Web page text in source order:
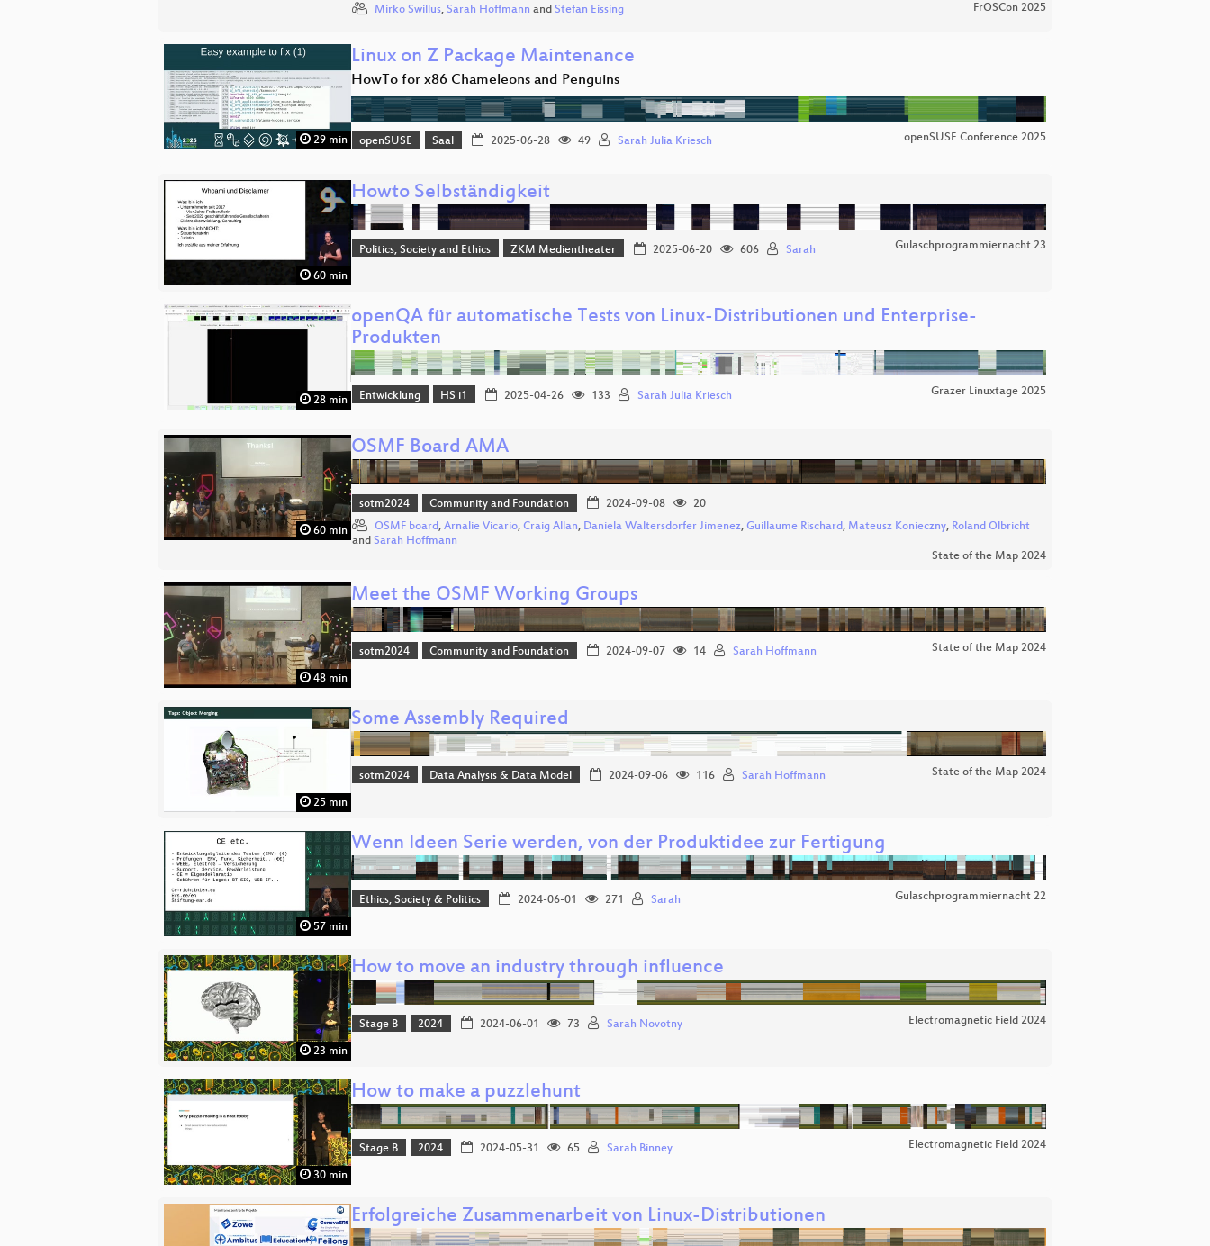
Mirko Swillus, Sarah Hoffmann and Stefan Eissing FrOSCon 2025
29 min
Linux on Z Package Maintenance
HowTo for x86 Chameleons and Penguins
openSUSE Saal 2025-06-28 49 Sarah Julia Kriesch openSUSE Conference 2025
60 min
Howto Selbständigkeit
Politics, Society and Ethics ZKM Medientheater 2025-06-20 606 Sarah Gulaschprogrammiernacht 23
28 min
openQA für automatische Tests von Linux-Distributionen und Enterprise-
Produkten
Entwicklung HS i1 2025-04-26 133 Sarah Julia Kriesch Grazer Linuxtage 2025
60 min
OSMF Board AMA
sotm2024 Community and Foundation 2024-09-08
20
OSMF board, Arnalie Vicario, Craig Allan, Daniela Waltersdorfer Jimenez, Guillaume Rischard, Mateusz Konieczny, Roland Olbricht
and Sarah Hoffmann
State of the Map 2024
48 min
Meet the OSMF Working Groups
sotm2024 Community and Foundation 2024-09-07 14 Sarah Hoffmann State of the Map 2024
25 min
Some Assembly Required
sotm2024 Data Analysis & Data Model 2024-09-06 116 Sarah Hoffmann State of the Map 2024
57 min
Wenn Ideen Serie werden, von der Produktidee zur Fertigung
Ethics, Society & Politics 2024-06-01 271 Sarah Gulaschprogrammiernacht 22
23 min
How to move an industry through influence
Stage B 2024 2024-06-01 73 Sarah Novotny Electromagnetic Field 2024
30 min
How to make a puzzlehunt
Stage B 2024 2024-05-31 65 Sarah Binney Electromagnetic Field 2024
Erfolgreiche Zusammenarbeit von Linux-Distributionen